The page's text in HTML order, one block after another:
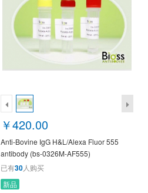
￥420.00
Anti-Bovine IgG H&L/Alexa Fluor 555
antibody (bs-0326M-AF555)
已有30人购买
新品